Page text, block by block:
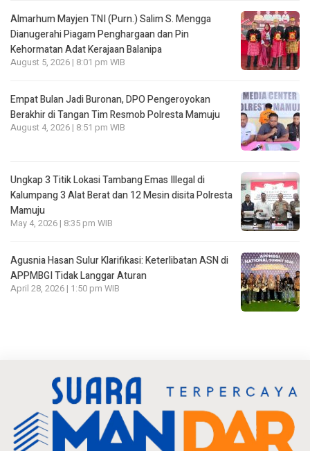
Almarhum Mayjen TNI (Purn.) Salim S. Mengga
Dianugerahi Piagam Penghargaan dan Pin
Kehormatan Adat Kerajaan Balanipa
August 5, 2026 | 8:01 pm WIB
Empat Bulan Jadi Buronan, DPO Pengeroyokan
Berakhir di Tangan Tim Resmob Polresta Mamuju
August 4, 2026 | 8:51 pm WIB
Ungkap 3 Titik Lokasi Tambang Emas Illegal di
Kalumpang 3 Alat Berat dan 12 Mesin disita Polresta
Mamuju
May 4, 2026 | 8:35 pm WIB
Agusnia Hasan Sulur Klarifikasi: Keterlibatan ASN di
APPMBGI Tidak Langgar Aturan
April 28, 2026 | 1:50 pm WIB